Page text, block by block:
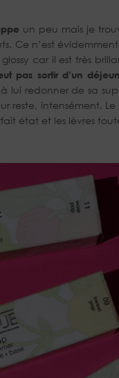
un peu mais je
Ce n’est
car il est très
pas sortir d’un
lui redonner de sa
reste, intensément. Le
état et les lèvres